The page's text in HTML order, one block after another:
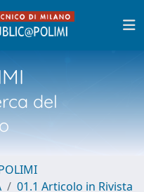
del
01.1 Articolo in Rivista